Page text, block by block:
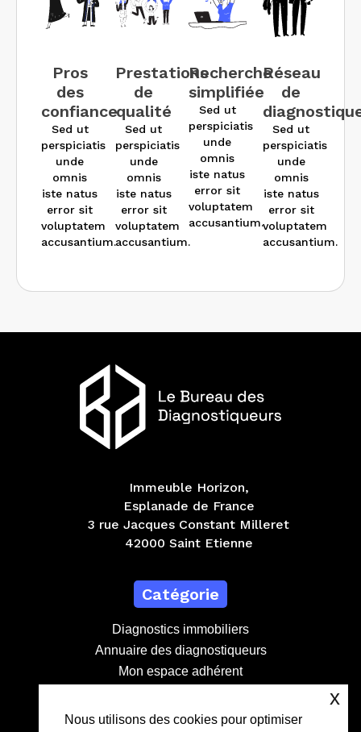
Pros
des
confiance
Sed ut
perspiciatis
unde
omnis
iste natus
error sit
voluptatem
accusantium.
Prestations
de
qualité
Sed ut
perspiciatis
unde
omnis
iste natus
error sit
voluptatem
accusantium.
Recherche
simplifiée
Sed ut
perspiciatis
unde
omnis
iste natus
error sit
voluptatem
accusantium.
Réseau
de
Sed ut
perspiciatis
unde
omnis
iste natus
error sit
voluptatem
accusantium.
Immeuble Horizon,
Esplanade de France
3 rue Jacques Constant Milleret
42000 Saint Etienne
Catégorie
Diagnostics immobiliers
Annuaire des diagnostiqueurs
Mon espace adhérent
Nous utilisons des cookies pour optimiser
x